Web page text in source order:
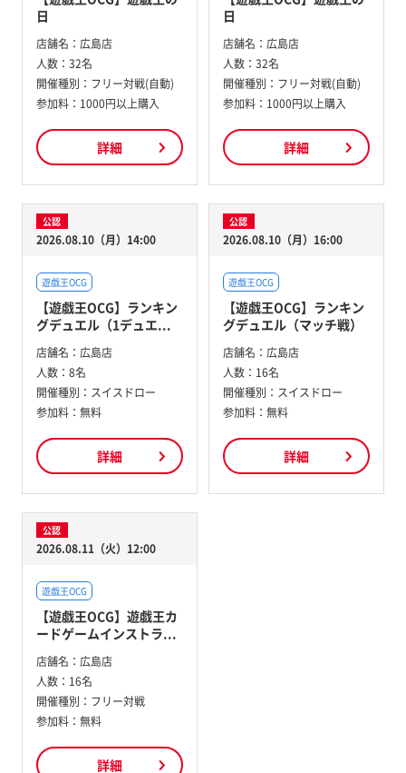
日
店舗名： 広島店
人数： 32名
開催種別： フリー対戦(自動)
参加料： 1000円以上購入
詳細
日
店舗名： 広島店
人数： 32名
開催種別： フリー対戦(自動)
参加料： 1000円以上購入
詳細
公認
2026.08.10（月）14:00
遊戯王OCG
【遊戯王OCG】ランキン
グデュエル（1デュエ...
店舗名： 広島店
人数： 8名
開催種別： スイスドロー
参加料： 無料
詳細
公認
2026.08.10（月）16:00
遊戯王OCG
【遊戯王OCG】ランキン
グデュエル（マッチ戦）
店舗名： 広島店
人数： 16名
開催種別： スイスドロー
参加料： 無料
詳細
公認
2026.08.11（火）12:00
遊戯王OCG
【遊戯王OCG】遊戯王カ
ードゲームインストラ...
店舗名： 広島店
人数： 16名
開催種別： フリー対戦
参加料： 無料
詳細